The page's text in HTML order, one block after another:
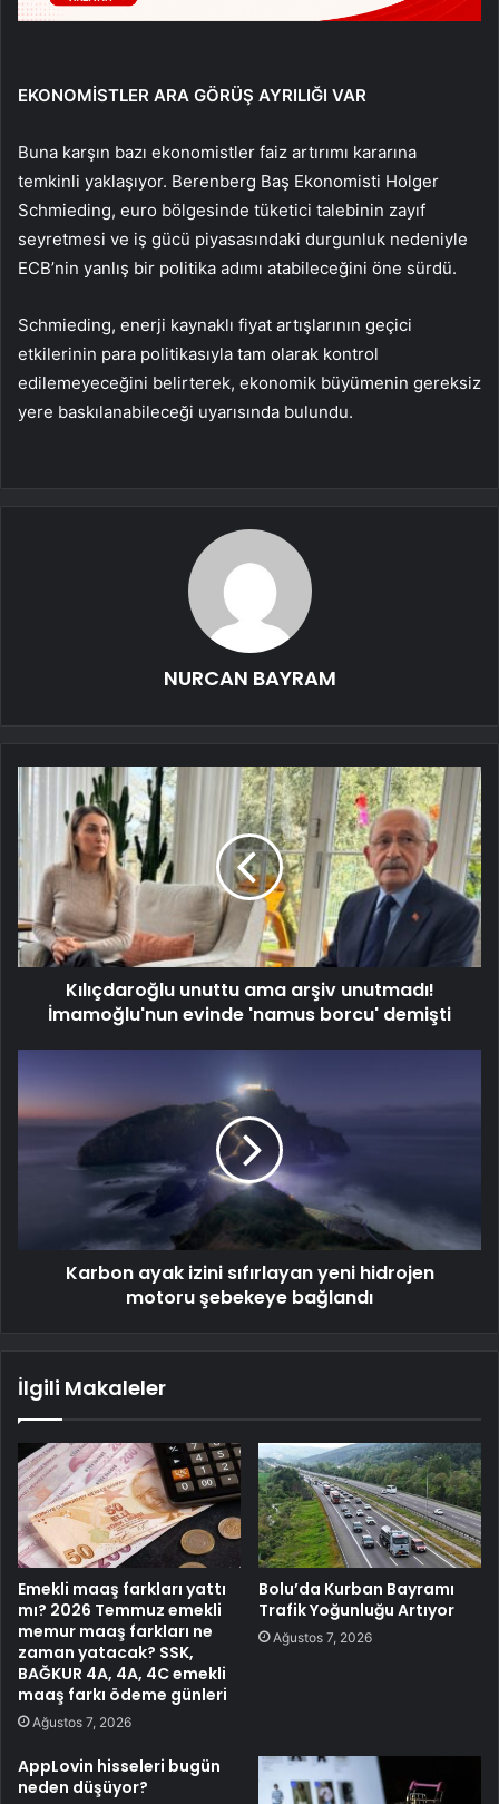
EKONOMİSTLER ARA GÖRÜŞ AYRILIĞI VAR
Buna karşın bazı ekonomistler faiz artırımı kararına
temkinli yaklaşıyor. Berenberg Baş Ekonomisti Holger
Schmieding, euro bölgesinde tüketici talebinin zayıf
seyretmesi ve iş gücü piyasasındaki durgunluk nedeniyle
ECB’nin yanlış bir politika adımı atabileceğini öne sürdü.
Schmieding, enerji kaynaklı fiyat artışlarının geçici
etkilerinin para politikasıyla tam olarak kontrol
edilemeyeceğini belirterek, ekonomik büyümenin gereksiz
yere baskılanabileceği uyarısında bulundu.
NURCAN BAYRAM
Kılıçdaroğlu unuttu ama arşiv unutmadı!
İmamoğlu'nun evinde 'namus borcu' demişti
Karbon ayak izini sıfırlayan yeni hidrojen
motoru şebekeye bağlandı
İlgili Makaleler
Emekli maaş farkları yattı
mı? 2026 Temmuz emekli
memur maaş farkları ne
zaman yatacak? SSK,
BAĞKUR 4A, 4A, 4C emekli
maaş farkı ödeme günleri
Ağustos 7, 2026
Bolu’da Kurban Bayramı
Trafik Yoğunluğu Artıyor
Ağustos 7, 2026
AppLovin hisseleri bugün
neden düşüyor?